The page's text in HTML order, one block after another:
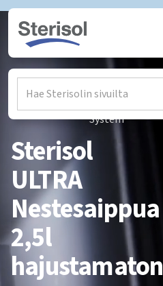
System
Sterisol
ULTRA
Nestesaippua
2,5l
hajustamaton